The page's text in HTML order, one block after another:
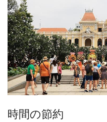
時間の節約